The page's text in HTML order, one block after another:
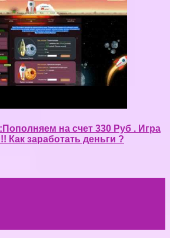
на счет 330 Руб . Игра
Как заработать деньги ?